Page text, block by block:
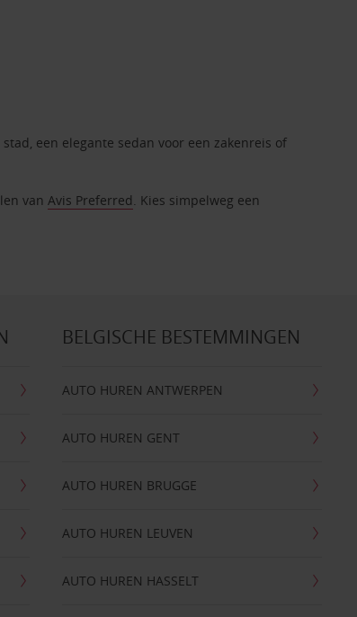
een elegante sedan voor een zakenreis of
vanAvis Preferred. Kies simpelweg een
BELGISCHE BESTEMMINGEN
AUTO HUREN ANTWERPEN
AUTO HUREN GENT
AUTO HUREN BRUGGE
AUTO HUREN LEUVEN
AUTO HUREN HASSELT